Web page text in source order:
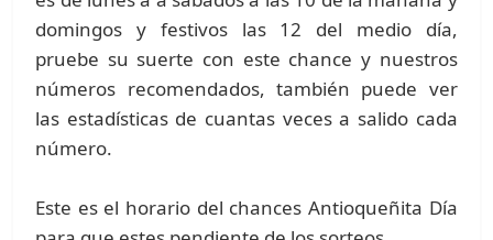
domingos y festivos las 12 del medio día,
pruebe su suerte con este chance y nuestros
números recomendados, también puede ver
las estadísticas de cuantas veces a salido cada
número.
Este es el horario del chances Antioqueñita Día